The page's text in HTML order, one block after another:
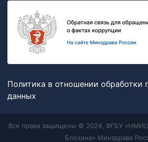
Политика в отношении обработки
данных
Все права защищены © 2024, ФГБУ
Блохина» Минздрава